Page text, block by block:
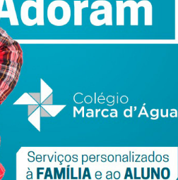
a informação